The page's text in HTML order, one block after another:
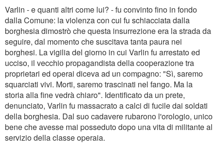
Varlin - e quanti altri come lui? - fu convinto fino in fondo
dalla Comune: la violenza con cui fu schiacciata dalla
borghesia dimostrò che questa insurrezione era la strada da
seguire, dal momento che suscitava tanta paura nei
borghesi. La vigilia del giorno in cui Varlin fu arrestato ed
ucciso, il vecchio propagandista della cooperazione tra
proprietari ed operai diceva ad un compagno: "Sì, saremo
squarciati vivi. Morti, saremo trascinati nel fango. Ma la
storia alla fine vedrà chiaro". Identificato da un prete,
denunciato, Varlin fu massacrato a calci di fucile dai soldati
della borghesia. Dal suo cadavere rubarono l'orologio, unico
bene che avesse mai posseduto dopo una vita di militante al
servizio della classe operaia.